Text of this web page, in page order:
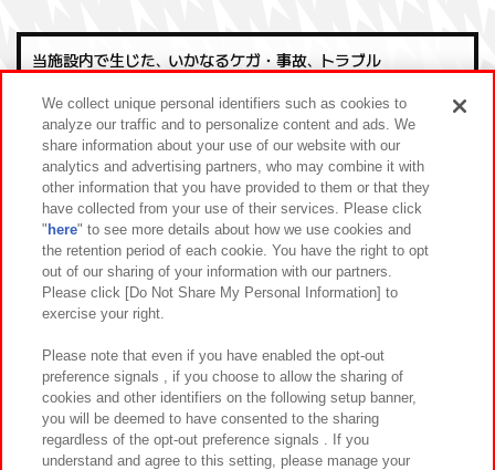
当施設内で生じた､ いかなるケガ・事故､ トラブル
確認
お客様の所持品・衣服・アクセサリー等の紛失・破損・盗難
確認
確認
We collect unique personal identifiers such as cookies to
analyze our traffic and to personalize content and ads. We
share information about your use of our website with our
analytics and advertising partners, who may combine it with
other information that you have provided to them or that they
have collected from your use of their services. Please click
" here" to see more details about how we use cookies and
the retention period of each cookie. You have the right to opt
out of our sharing of your information with our partners.
Please click [Do Not Share My Personal Information] to
exercise your right.
Please note that even if you have enabled the opt-out
preference signals , if you choose to allow the sharing of
cookies and other identifiers on the following setup banner,
you will be deemed to have consented to the sharing
regardless of the opt-out preference signals . If you
understand and agree to this setting, please manage your